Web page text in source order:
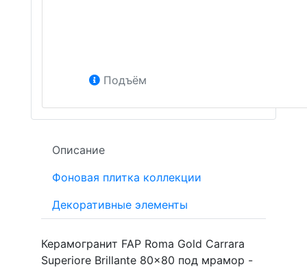
Подъём
Описание
Фоновая плитка коллекции
Декоративные элементы
Керамогранит FAP Roma Gold Carrara
Superiore Brillante 80x80 под мрамор -